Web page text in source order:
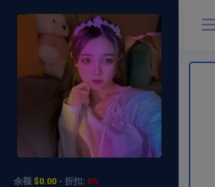
余额 $0.00 - 折扣: 0%